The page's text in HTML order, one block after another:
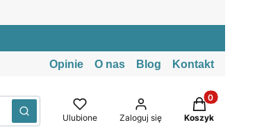
Opinie O nas Blog Kontakt
WyczyśćSzukaj Ulubione Zaloguj się
Produkty w
Koszyk